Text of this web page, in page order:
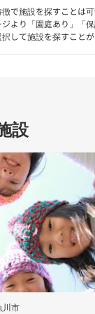
で施設を探すことは可
より「園庭あり」「
して施設を探すことが
設
川市